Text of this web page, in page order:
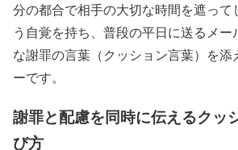
分の都合で相手の大切な時間を遮って
う自覚を持ち、普段の平日に送るメ
な謝罪の言葉（クッション言葉）を添
ーです。
謝罪と配慮を同時に伝えるクッ
び方